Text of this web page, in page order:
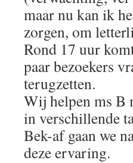
maar nu kan ik
zorgen, om
Rond 17 uur
paar bezoekers
terugzetten.
Wij helpen ms B
in verschillende
Bek-af gaan we
deze ervaring.